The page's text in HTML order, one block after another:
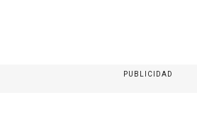
PUBLICIDAD